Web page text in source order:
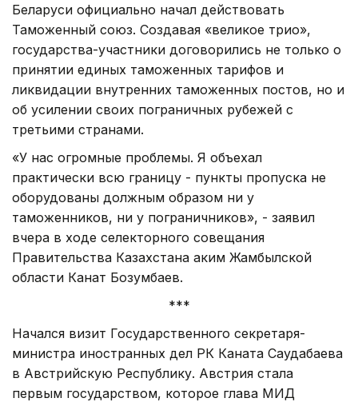
Беларуси официально начал действовать
Таможенный союз. Создавая «великое трио»,
государства-участники договорились не только о
принятии единых таможенных тарифов и
ликвидации внутренних таможенных постов, но и
об усилении своих пограничных рубежей с
третьими странами.
«У нас огромные проблемы. Я объехал
практически всю границу - пункты пропуска не
оборудованы должным образом ни у
таможенников, ни у пограничников», - заявил
вчера в ходе селекторного совещания
Правительства Казахстана аким Жамбылской
области Канат Бозумбаев.
***
Начался визит Государственного секретаря-
министра иностранных дел РК Каната Саудабаева
в Австрийскую Республику. Австрия стала
первым государством, которое глава МИД